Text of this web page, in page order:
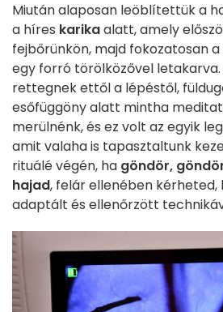
Miután alaposan leöblítettük a
a híres karikaalatt, amely
fejbőrünkön, majd fokozatosan
egy forró törölközővel letakarva.
rettegnek ettől a lépéstől,
esőfüggöny alatt mintha
merülnénk, és ez volt az egyik
amit valaha is tapasztaltunk
rituálé végén, ha göndör,
hajad, felár ellenében kérheted,
adaptált és ellenőrzött